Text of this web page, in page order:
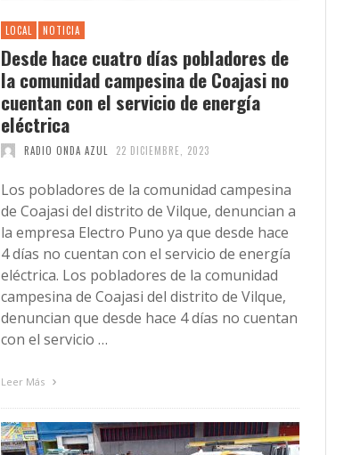
LOCAL NOTICIA
Desde hace cuatro días pobladores de
la comunidad campesina de Coajasi no
cuentan con el servicio de energía
eléctrica
RADIO ONDA AZUL 22 DICIEMBRE, 2023
Los pobladores de la comunidad campesina
de Coajasi del distrito de Vilque, denuncian a
la empresa Electro Puno ya que desde hace
4 días no cuentan con el servicio de energía
eléctrica. Los pobladores de la comunidad
campesina de Coajasi del distrito de Vilque,
denuncian que desde hace 4 días no cuentan
con el servicio …
Leer Más